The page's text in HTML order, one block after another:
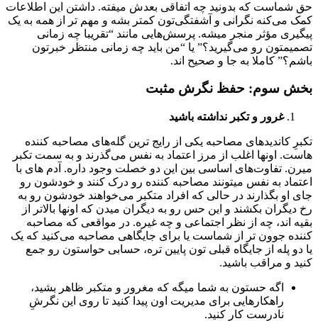
حق شماست که بدونید چه اتفاقی بعدش میفته. داشتن این اطلاعات
کمک می‌کنه نگرانی و آشفتگی‌تون کمتر بشه و مهم تر از همه به یک
پیگیری مؤثر منجر میشه. پرسش‌هایی مانند “تقریبا چه زمانی
تصمیمتون رو می‌گیرید؟” یا “من باید چه زمانی منتظر خبرتون
باشم؟” کاملا به جا و صحیح اند.
بخش سوم: حفظ نگرش مثبت
غرور و تکبر نداشته باشید
تکبرِ کاندیدهای مصاحبه یکی از رایج ترین گله‌های مصاحبه کننده
هاست. اونها اغلب از مرز اعتماد به نفس می‌گذرند و به سمت تکبر
میرن. تفاوت‌های اساسی بین این دو خصلت وجود داره. آدم های با
اعتماد به نفس میتونند مصاحبه کننده رو درک کنند و خودشون رو
جای او بگذارند در حالی که افراد متکبر می‌خواهند خودشون رو به
رخ دیگران بکشند و این حس رو به دیگران میدن که اونها بالاتر از
بقیه اند، چه از نظر اجتماعی و چه غیره. در مواقعی که مصاحبه
کننده جوون تر از شماست یا برای جایگاهی مصاحبه می‌کنید که یک
یا دو پله از جایگاه قبلی تون پایین تره، حسابی حواستون رو جمع
کنید و مراقب باشید.
اگه حستون به شما میگه که مغرور و متکبر ظاهر بشید،
راهکارهایی برای مدیریت اون پیدا کنید تا روی این نگرشِ
نادرست کار کنید.